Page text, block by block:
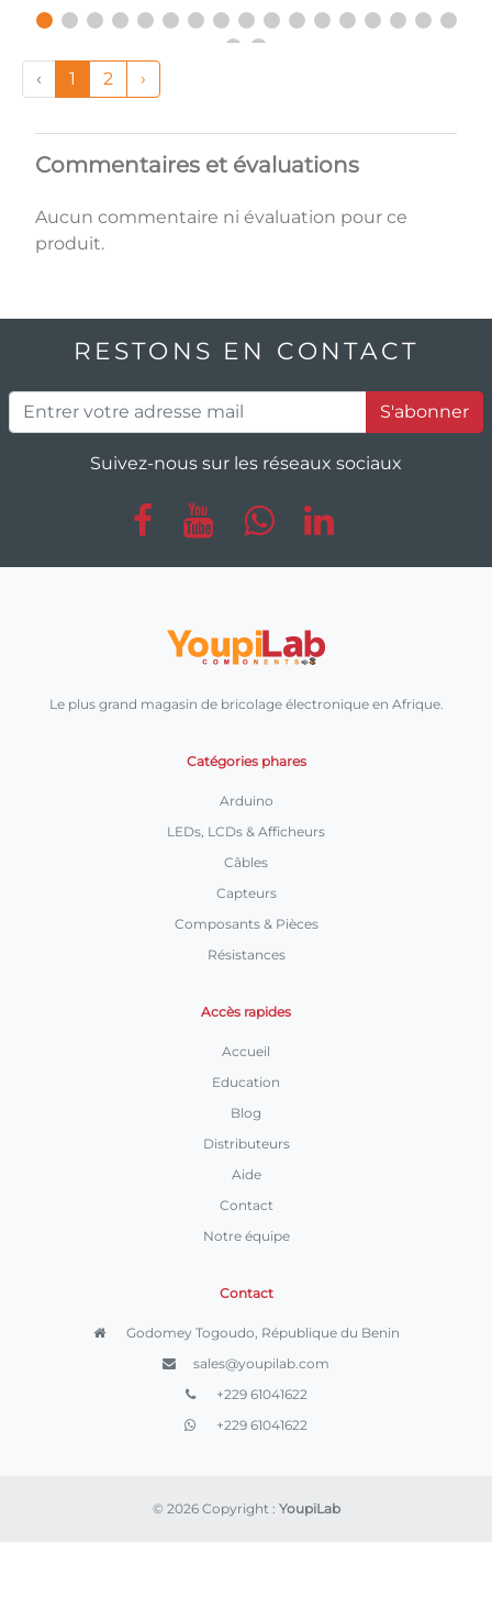
‹ 1 2 ›
Commentaires et évaluations
Aucun commentaire ni évaluation pour ce
produit.
RESTONS EN CONTACT
S'abonner
Suivez-nous sur les réseaux sociaux
Le plus grand magasin de bricolage électronique en Afrique.
Catégories phares
Arduino
LEDs, LCDs & Afficheurs
Câbles
Capteurs
Composants & Pièces
Résistances
Accès rapides
Accueil
Education
Blog
Distributeurs
Aide
Contact
Notre équipe
Contact
Godomey Togoudo, République du Benin
sales@youpilab.com
+229 61041622
+229 61041622
© 2026 Copyright : YoupiLab